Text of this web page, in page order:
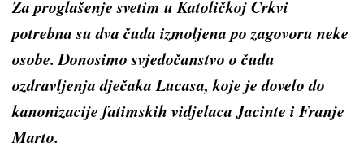
Za proglašenje svetim u Katoličkoj Crkvi
potrebna su dva čuda izmoljena po zagovoru neke
osobe. Donosimo svjedočanstvo o čudu
ozdravljenja dječaka Lucasa, koje je dovelo do
kanonizacije fatimskih vidjelaca Jacinte i Franje
Marto.